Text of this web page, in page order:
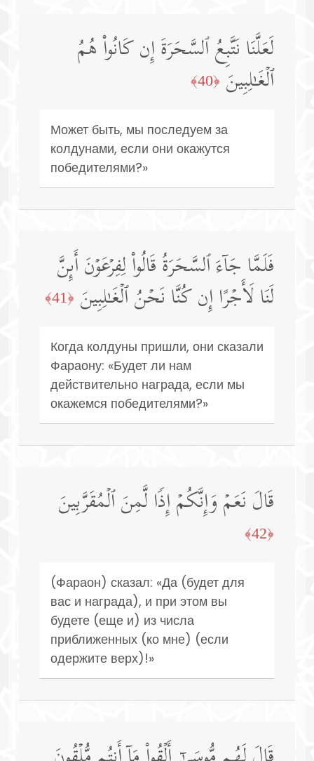
لَعَلَّنَا نَتَّبِعُ ٱلسَّحَرَةَ إِن كَانُوا۟ هُمُ
ٱلۡغَـٰلِبِینَ ﴿40﴾
Может быть, мы последуем за
колдунами, если они окажутся
победителями?»
فَلَمَّا جَاۤءَ ٱلسَّحَرَةُ قَالُوا۟ لِفِرۡعَوۡنَ أَىِٕنَّ
لَنَا لَأَجۡرًا إِن كُنَّا نَحۡنُ ٱلۡغَـٰلِبِینَ ﴿41﴾
Когда колдуны пришли, они сказали
Фараону: «Будет ли нам
действительно награда, если мы
окажемся победителями?»
قَالَ نَعَمۡ وَإِنَّكُمۡ إِذࣰا لَّمِنَ ٱلۡمُقَرَّبِینَ
﴿42﴾
(Фараон) сказал: «Да (будет для
вас и награда), и при этом вы
будете (еще и) из числа
приближенных (ко мне) (если
одержите верх)!»